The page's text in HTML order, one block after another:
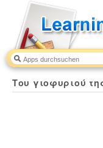
Του γιοφυριού